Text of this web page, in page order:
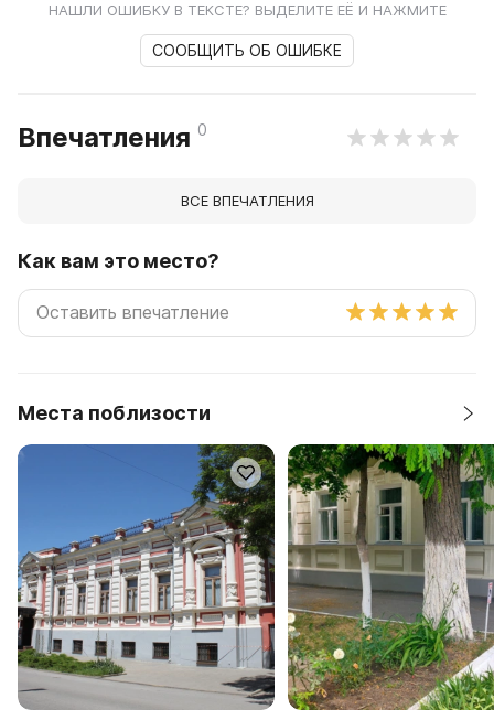
НАШЛИ ОШИБКУ В ТЕКСТЕ? ВЫДЕЛИТЕ ЕЁ И НАЖМИТЕ
СООБЩИТЬ ОБ ОШИБКЕ
Впечатления 0
ВСЕ ВПЕЧАТЛЕНИЯ
Как вам это место?
Места поблизости